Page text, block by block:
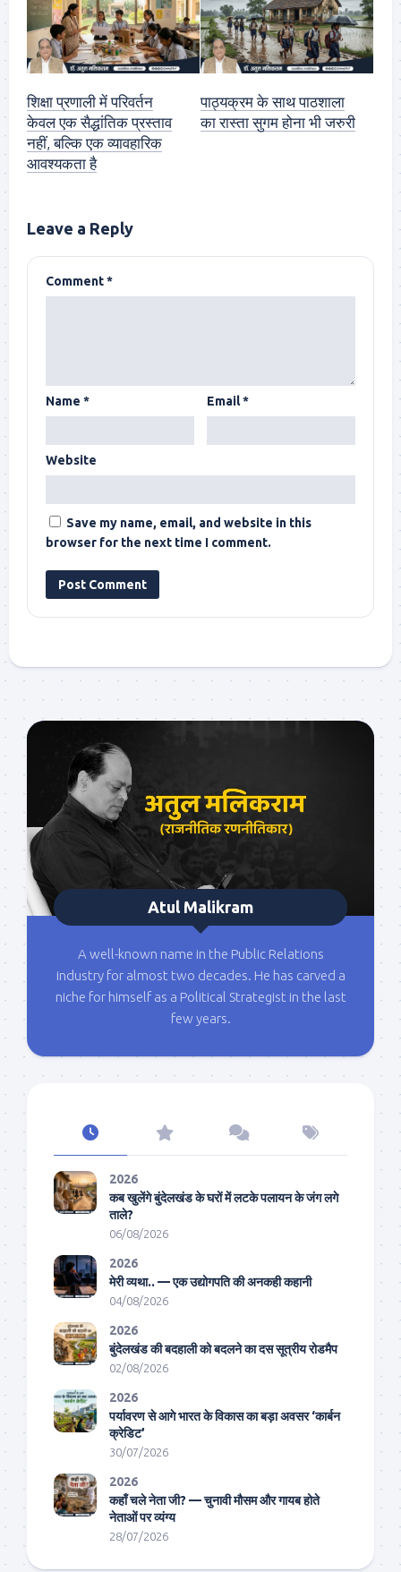
शिक्षा प्रणाली में परिवर्तन
केवल एक सैद्धांतिक प्रस्ताव
नहीं, बल्कि एक व्यावहारिक
आवश्यकता है
पाठ्यक्रम के साथ पाठशाला
का रास्ता सुगम होना भी जरुरी
Leave a Reply
Comment*
Name * Email*
Website
Save my name, email, and website in this
browser for the next time I comment.
Atul Malikram
A well-known name in the Public Relations
industry for almost two decades. He has carved a
niche for himself as a Political Strategist in the last
few years.
2026
कब खुलेंगे बुंदेलखंड के घरों में लटके पलायन के जंग लगे
ताले?
06/08/2026
2026
मेरी व्यथा.. — एक उद्योगपति की अनकही कहानी
04/08/2026
2026
बुंदेलखंड की बदहाली को बदलने का दस सूत्रीय रोडमैप
02/08/2026
2026
पर्यावरण से आगे भारत के विकास का बड़ा अवसर ‘कार्बन
क्रेडिट’
30/07/2026
2026
कहाँ चले नेता जी? — चुनावी मौसम और गायब होते
नेताओं पर व्यंग्य
28/07/2026